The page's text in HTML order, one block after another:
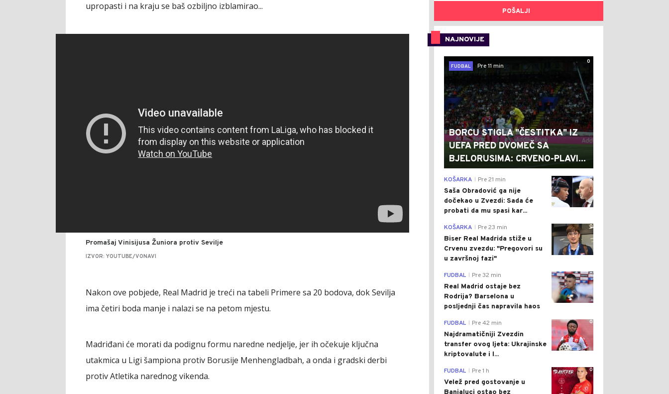
upropasti i na kraju se baš ozbiljno izblamirao...
Promašaj Vinisijusa Žuniora protiv Sevilje
IZVOR: YOUTUBE/VONAVI
Nakon ove pobjede, Real Madrid je treći na tabeli Primere sa 20 bodova, dok Sevilja
ima četiri boda manje i nalazi se na petom mjestu.
Madriđani će morati da podignu formu naredne nedjelje, jer ih očekuje ključna
utakmica u Ligi šampiona protiv Borusije Menhengladbah, a onda i gradski derbi
protiv Atletika narednog vikenda.
POŠALJI
NAJNOVIJE
0
FUDBAL
Pre 11 min
BORCU STIGLA "ČESTITKA" IZ
UEFA PRED DVOMEČ SA
BJELORUSIMA: CRVENO-PLAVI...
0
KOŠARKA Pre 21 min
Saša Obradović ga nije
dočekao u Zvezdi: Sada će
probati da mu spasi kar...
0
KOŠARKA Pre 23 min
Biser Real Madrida stiže u
Crvenu zvezdu: "Pregovori su
u završnoj fazi"
0
FUDBAL Pre 32 min
Real Madrid ostaje bez
Rodrija? Barselona u
posljednji čas napravila haos
0
FUDBAL Pre 42 min
Najdramatičniji Zvezdin
transfer ovog ljeta: Ukrajinske
kriptovalute i l...
0
FUDBAL Pre 1 h
Velež pred gostovanje u
Banjaluci ostao bez